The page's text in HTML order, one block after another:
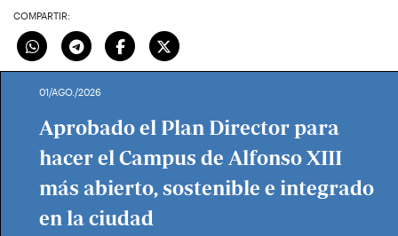
COMPARTIR:
01/AGO./2026
Aprobado el Plan Director para
hacer el Campus de Alfonso XIII
más abierto, sostenible e integrado
en la ciudad